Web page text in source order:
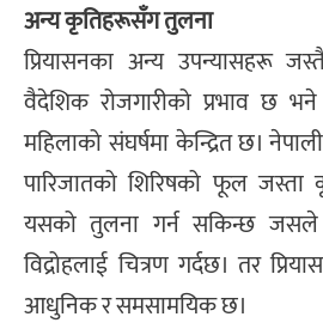
अन्य कृतिहरूसँग तुलना
प्रियासनका अन्य उपन्यासहरू
वैदेशिक रोजगारीको प्रभाव छ
महिलाको संघर्षमा केन्द्रित छ।
पारिजातको शिरिषको फूल
यसको तुलना गर्न सकिन्छ जसले
विद्रोहलाई चित्रण गर्दछ। तर
आधुनिक र समसामयिक छ।